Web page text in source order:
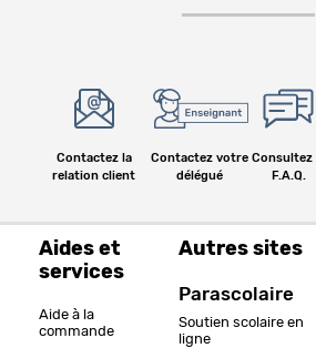
Contactez la
relation client
Contactez votre
délégué
Consultez
F.A.Q.
Aides et
services
Aide à la
commande
Autres sites
Parascolaire
Soutien scolaire en
ligne